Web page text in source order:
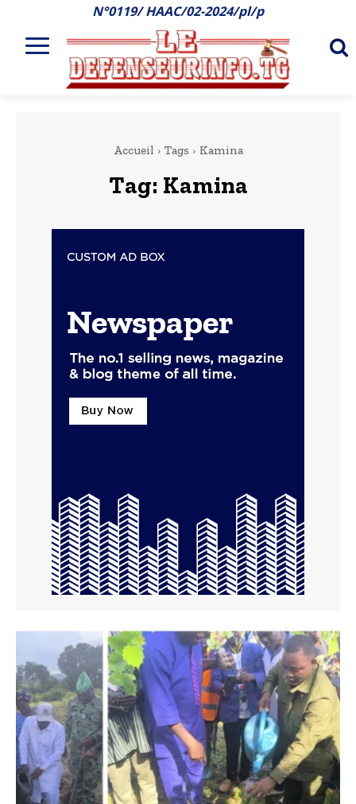
N°0119/ HAAC/02-2024/pl/p
Accueil Tags Kamina
Tag: Kamina